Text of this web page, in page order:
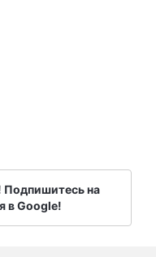
Подпишитесь на
в Google!